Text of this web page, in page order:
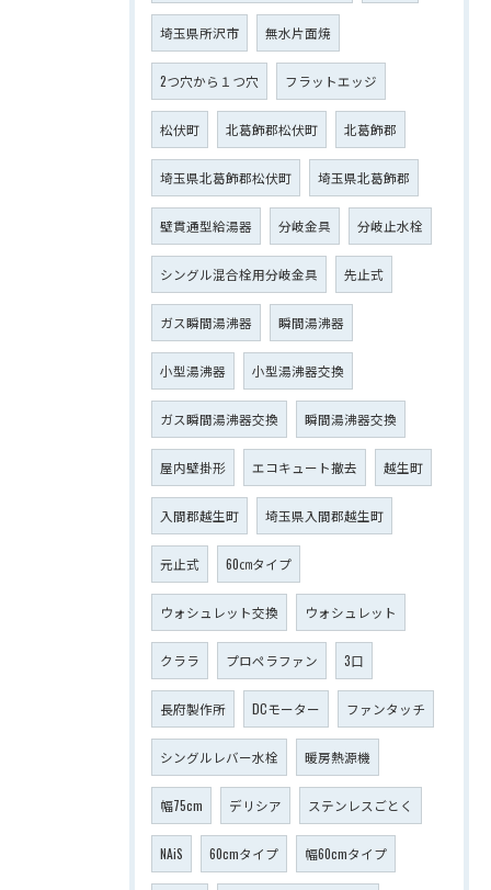
埼玉県所沢市 無水片面焼
2つ穴から１つ穴 フラットエッジ
松伏町 北葛飾郡松伏町 北葛飾郡
埼玉県北葛飾郡松伏町 埼玉県北葛飾郡
壁貫通型給湯器 分岐金具 分岐止水栓
シングル混合栓用分岐金具 先止式
ガス瞬間湯沸器 瞬間湯沸器
小型湯沸器 小型湯沸器交換
ガス瞬間湯沸器交換 瞬間湯沸器交換
屋内壁掛形 エコキュート撤去 越生町
入間郡越生町 埼玉県入間郡越生町
元止式 60㎝タイプ
ウォシュレット交換 ウォシュレット
クララ プロペラファン 3口
長府製作所 DCモーター ファンタッチ
シングルレバー水栓 暖房熱源機
幅75cm デリシア ステンレスごとく
NAiS 60cmタイプ 幅60cmタイプ